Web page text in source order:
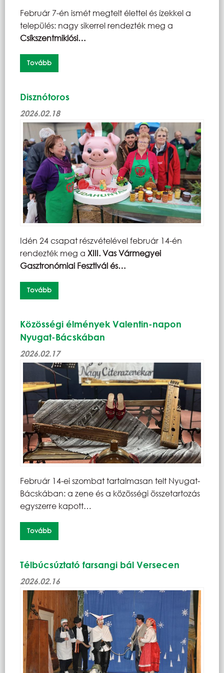
Február 7-én ismét megtelt élettel és ízekkel a
település: nagy sikerrel rendezték meg a
Csíkszentmiklósi…
Tovább
Disznótoros
2026.02.18
Idén 24 csapat részvételével február 14-én
rendezték meg a XIII. Vas Vármegyei
Gasztronómiai Fesztivál és…
Tovább
Közösségi élmények Valentin-napon
Nyugat-Bácskában
2026.02.17
Február 14-ei szombat tartalmasan telt Nyugat-
Bácskában: a zene és a közösségi összetartozás
egyszerre kapott…
Tovább
Télbúcsúztató farsangi bál Versecen
2026.02.16